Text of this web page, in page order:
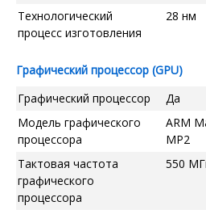
Технологический
процесс изготовления
28 нм
Графический процессор (GPU)
Графический процессор
Да
Модель графического
процессора
ARM
MP2
Тактовая частота
графического
процессора
550